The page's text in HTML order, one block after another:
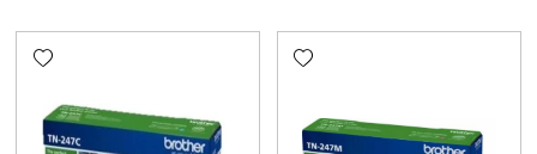
Add wishlist